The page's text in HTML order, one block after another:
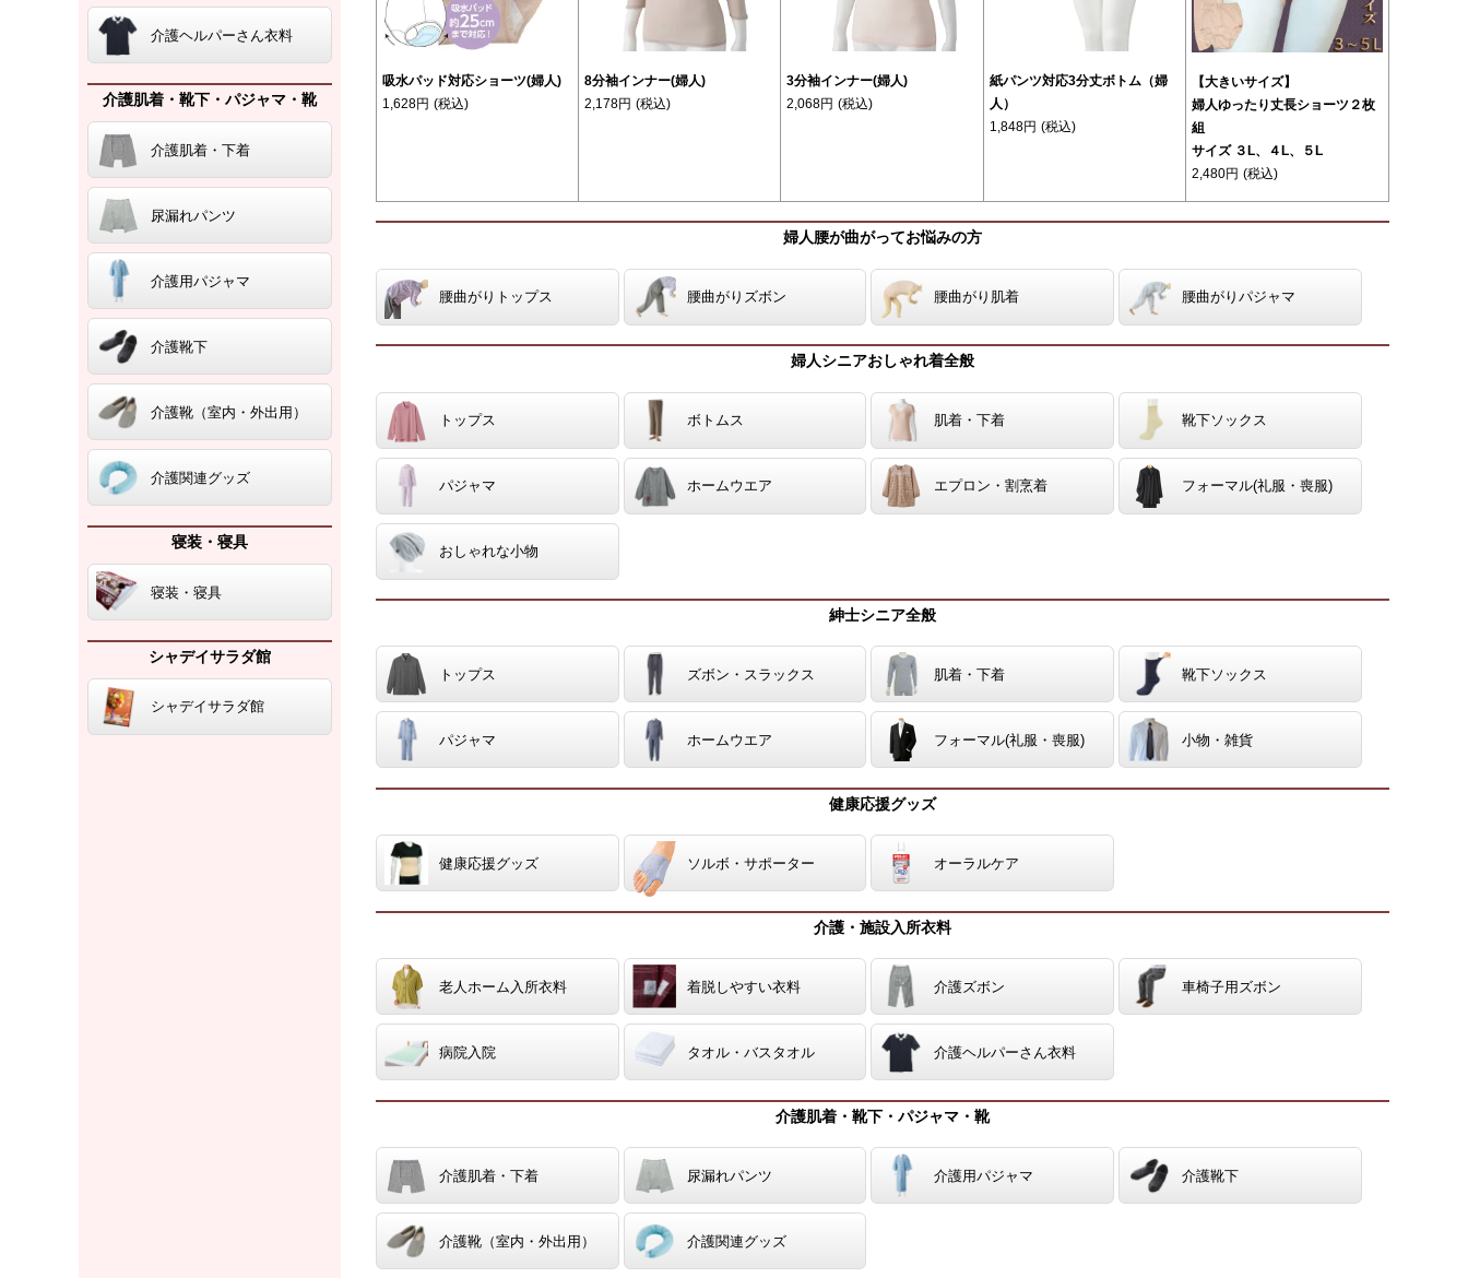
介護ヘルパーさん衣料
介護肌着・靴下・パジャマ・靴
介護肌着・下着
尿漏れパンツ
介護用パジャマ
介護靴下
介護靴（室内・外出用）
介護関連グッズ
寝装・寝具
寝装・寝具
シャデイサラダ館
シャデイサラダ館
吸水パッド対応ショーツ(婦人)
1,628円 (税込)
8分袖インナー(婦人)
2,178円 (税込)
3分袖インナー(婦人)
2,068円 (税込)
紙パンツ対応3分丈ボトム（婦
人）
1,848円 (税込)
【大きいサイズ】
婦人ゆったり丈長ショーツ２枚
組
サイズ ３L、４L、５L
2,480円 (税込)
婦人腰が曲がってお悩みの方
腰曲がりトップス 腰曲がりズボン 腰曲がり肌着 腰曲がりパジャマ
婦人シニアおしゃれ着全般
トップス ボトムス 肌着・下着 靴下ソックス
パジャマ ホームウエア エプロン・割烹着 フォーマル(礼服・喪服)
おしゃれな小物
紳士シニア全般
トップス ズボン・スラックス 肌着・下着 靴下ソックス
パジャマ ホームウエア フォーマル(礼服・喪服) 小物・雑貨
健康応援グッズ
健康応援グッズ ソルボ・サポーター オーラルケア
介護・施設入所衣料
老人ホーム入所衣料 着脱しやすい衣料 介護ズボン 車椅子用ズボン
病院入院 タオル・バスタオル 介護ヘルパーさん衣料
介護肌着・靴下・パジャマ・靴
介護肌着・下着 尿漏れパンツ 介護用パジャマ 介護靴下
介護靴（室内・外出用） 介護関連グッズ